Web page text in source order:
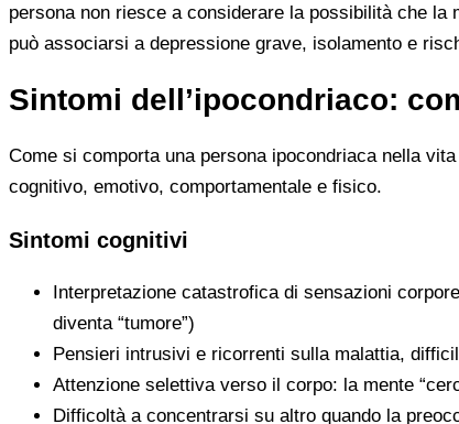
persona non riesce a considerare la possibilità che
può associarsi a depressione grave, isolamento e
Sintomi dell’ipocondriaco:
Come si comporta una persona ipocondriaca nella
cognitivo, emotivo, comportamentale e fisico.
Sintomi cognitivi
Interpretazione catastrofica di sensazioni
diventa “tumore”)
Pensieri intrusivi e ricorrenti sulla malattia,
Attenzione selettiva verso il corpo: la mente
Difficoltà a concentrarsi su altro quando la